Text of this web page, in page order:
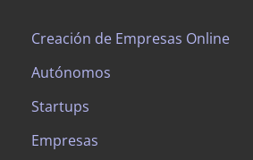
Creación de Empresas Online
Autónomos
Startups
Empresas